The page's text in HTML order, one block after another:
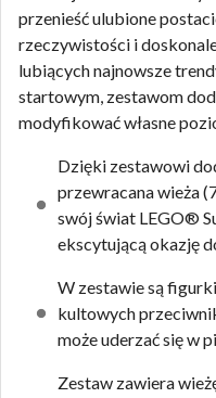
przenieść ulubione
rzeczywistości i
lubiących najnowsze
startowym, zestawom
modyfikować własne
Dzięki zestawowi
przewracana wieża
swój świat LEGO®
ekscytującą okazję
W zestawie są
kultowych
może uderzać się w
Zestaw zawiera